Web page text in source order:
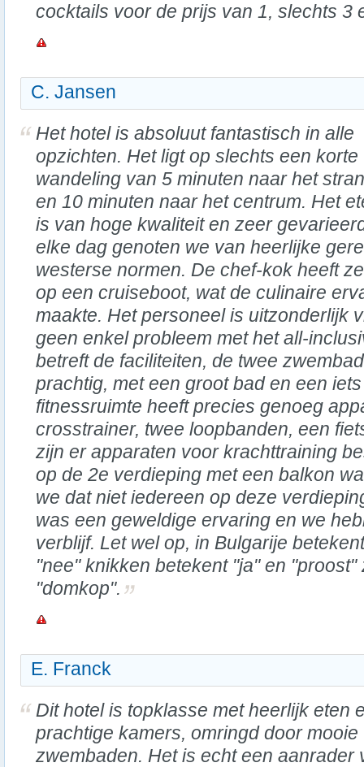
cocktails voor de prijs van 1, slechts 3
C. Jansen
Het hotel is absoluut fantastisch in alle
opzichten. Het ligt op slechts een korte
wandeling van 5 minuten naar het
en 10 minuten naar het centrum. Het
is van hoge kwaliteit en zeer
elke dag genoten we van heerlijke
westerse normen. De chef-kok heeft
op een cruiseboot, wat de culinaire
maakte. Het personeel is uitzonderlijk
geen enkel probleem met het all-
betreft de faciliteiten, de twee
prachtig, met een groot bad en een
fitnessruimte heeft precies genoeg
crosstrainer, twee loopbanden, een
zijn er apparaten voor krachttraining
op de 2e verdieping met een balkon
we dat niet iedereen op deze
was een geweldige ervaring en we
verblijf. Let wel op, in Bulgarije
"nee" knikken betekent "ja" en
"domkop".
E. Franck
Dit hotel is topklasse met heerlijk eten
prachtige kamers, omringd door mooie
zwembaden. Het is echt een aanrader